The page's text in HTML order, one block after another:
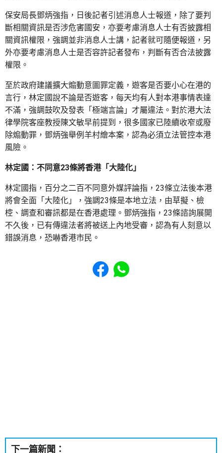
保安局長鄧炳強指，日後記者引述消息人士報道，除了要判
斷相關資訊是否涉危害國安，亦要考慮消息人士有否披露相
關資訊權限，強調並非消息人士講，記者就可隨便報道，另
外亦要考慮消息人士是否容許記者發布，判斷有否合法披露
權限。
至於政府建議擴大煽動意圖罪定義，遊客是否要小心在港的
言行，林定國說不論是否遊客，每天均有人對本港事情表達
不滿，強調鼓吹及發表「極端言論」才屬違法。對於港大法
律學院客座教授陳文敏早前提到，很多國家已陸續收窄或廢
除煽動罪，鄧炳強舉例羊村繪本案，認為必須立法管控本港
風險。
林定國：不同意23條將香港「大陸化」
林定國指，百分之二百不同意外媒評論指，23條立法後本港
將會全面「大陸化」，強調23條是本地立法，由草擬、檢
椌、調查和審訊都是在香港處理。鄧炳強指，23條諮詢展開
不久後，已有傳違法者將被送上內地受審，認為有人刻意以
錯誤消息，恐嚇香港市民。
Share to Facebook
Share to WhatsApp
下一篇新聞：